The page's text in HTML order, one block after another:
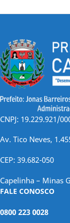
CNPJ: 19.229.921/
Av. Tico Neves,
CEP: 39.682-050
Capelinha – Minas
FALE CONOSCO
0800 223 0028